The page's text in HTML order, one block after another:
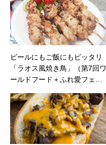
ビールにもご飯にもピッタリ
「ラオス風焼き鳥」（第7回ワ
ールドフード＋ふれ愛フェス